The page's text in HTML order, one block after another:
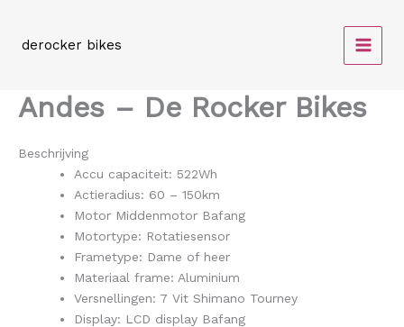
derocker bikes
Andes – De Rocker Bikes
Beschrijving
Accu capaciteit: 522Wh
Actieradius: 60 – 150km
Motor Middenmotor Bafang
Motortype: Rotatiesensor
Frametype: Dame of heer
Materiaal frame: Aluminium
Versnellingen: 7 Vit Shimano Tourney
Display: LCD display Bafang